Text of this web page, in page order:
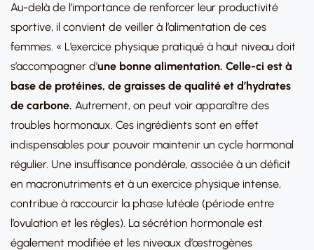
Au-delà de l’importance de renforcer leur productivité
sportive, il convient de veiller à l’alimentation de ces
femmes. « L’exercice physique pratiqué à haut niveau doit
s’accompagner d’une bonne alimentation. Celle-ci est à
base de protéines, de graisses de qualité et d’hydrates
de carbone. Autrement, on peut voir apparaître des
troubles hormonaux. Ces ingrédients sont en effet
indispensables pour pouvoir maintenir un cycle hormonal
régulier. Une insuffisance pondérale, associée à un déficit
en macronutriments et à un exercice physique intense,
contribue à raccourcir la phase lutéale (période entre
l’ovulation et les règles). La sécrétion hormonale est
également modifiée et les niveaux d’œstrogènes